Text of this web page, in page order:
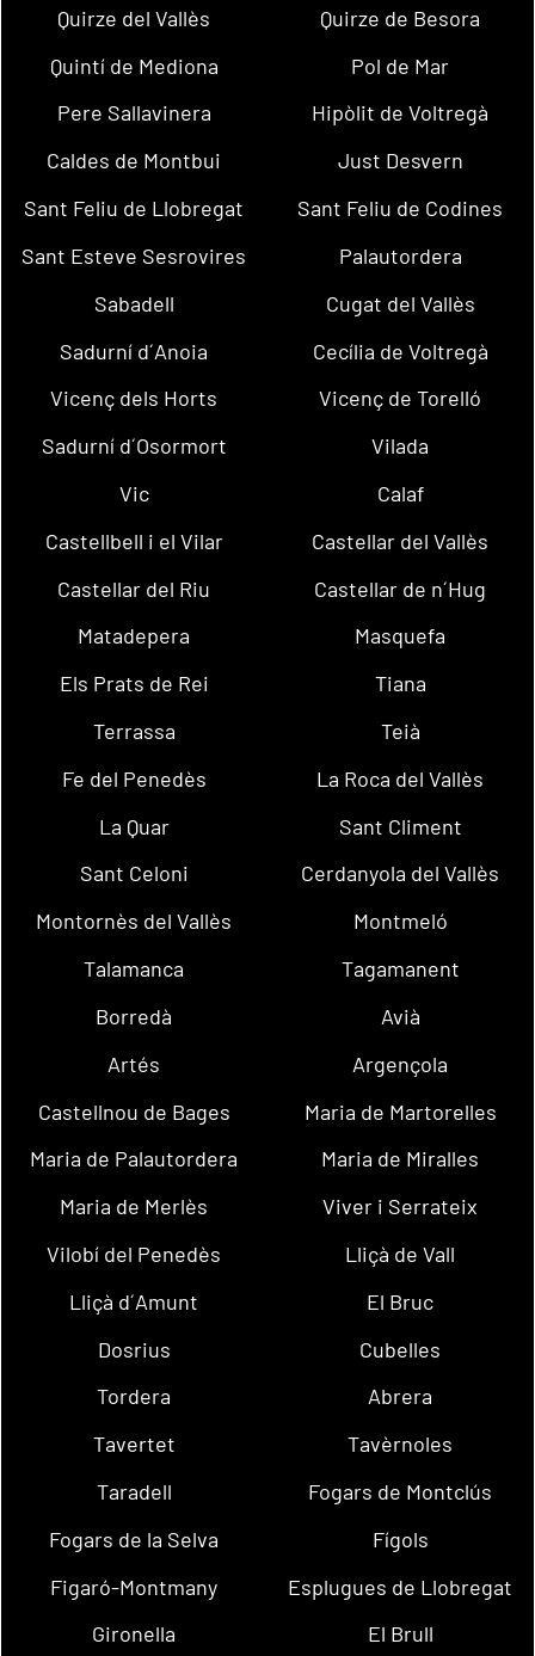
Quirze del Vallès
Quirze de Besora
Quintí de Mediona
Pol de Mar
Pere Sallavinera
Hipòlit de Voltregà
Caldes de Montbui
Just Desvern
Sant Feliu de Llobregat
Sant Feliu de Codines
Sant Esteve Sesrovires
Palautordera
Sabadell
Cugat del Vallès
Sadurní d´Anoia
Cecília de Voltregà
Vicenç dels Horts
Vicenç de Torelló
Sadurní d´Osormort
Vilada
Vic
Calaf
Castellbell i el Vilar
Castellar del Vallès
Castellar del Riu
Castellar de n´Hug
Matadepera
Masquefa
Els Prats de Rei
Tiana
Terrassa
Teià
Fe del Penedès
La Roca del Vallès
La Quar
Sant Climent
Sant Celoni
Cerdanyola del Vallès
Montornès del Vallès
Montmeló
Talamanca
Tagamanent
Borredà
Avià
Artés
Argençola
Castellnou de Bages
Maria de Martorelles
Maria de Palautordera
Maria de Miralles
Maria de Merlès
Viver i Serrateix
Vilobí del Penedès
Lliçà de Vall
Lliçà d´Amunt
El Bruc
Dosrius
Cubelles
Tordera
Abrera
Tavertet
Tavèrnoles
Taradell
Fogars de Montclús
Fogars de la Selva
Fígols
Figaró-Montmany
Esplugues de Llobregat
Gironella
El Brull